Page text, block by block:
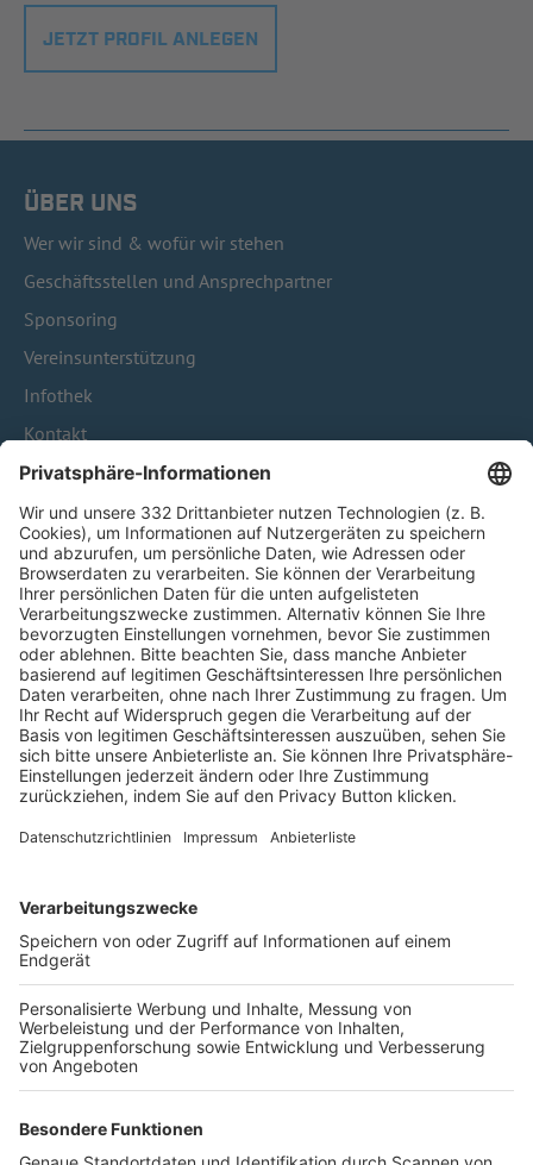
JETZT PROFIL ANLEGEN
ÜBER UNS
Wer wir sind & wofür wir stehen
Geschäftsstellen und Ansprechpartner
Sponsoring
Vereinsunterstützung
Infothek
Kontakt
HÄUFIG BESUCHTE SEITEN
Pässe und Vereinswechsel
Trainerausbildung
Schulungsangebot Vereinsmitarbeiter
BFV-Geschäftsstellen
Trainerbörse
Login SpielPlus
FOLGE DEM BFV
TOP-VEREINE
TOP-PARTNER